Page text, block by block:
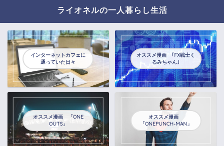
ライオネルの一人暮らし生活
インターネットカフェに
通っていた日々
オススメ漫画 ｢FX戦士く
るみちゃん｣
オススメ漫画 「ONE
OUTS」
オススメ漫画
「ONEPUNCH-MAN」